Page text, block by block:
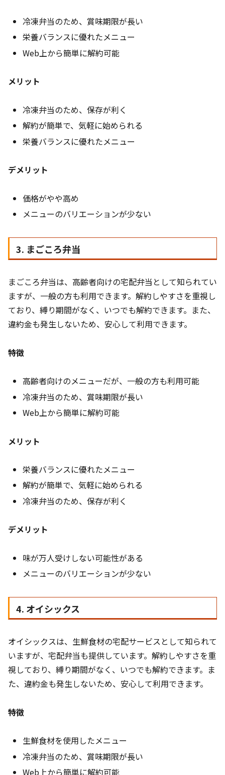
冷凍弁当のため、賞味期限が長い
栄養バランスに優れたメニュー
Web上から簡単に解約可能
メリット
冷凍弁当のため、保存が利く
解約が簡単で、気軽に始められる
栄養バランスに優れたメニュー
デメリット
価格がやや高め
メニューのバリエーションが少ない
3. まごころ弁当
まごころ弁当は、高齢者向けの宅配弁当として知られてい
ますが、一般の方も利用できます。解約しやすさを重視し
ており、縛り期間がなく、いつでも解約できます。また、
違約金も発生しないため、安心して利用できます。
特徴
高齢者向けのメニューだが、一般の方も利用可能
冷凍弁当のため、賞味期限が長い
Web上から簡単に解約可能
メリット
栄養バランスに優れたメニュー
解約が簡単で、気軽に始められる
冷凍弁当のため、保存が利く
デメリット
味が万人受けしない可能性がある
メニューのバリエーションが少ない
4. オイシックス
オイシックスは、生鮮食材の宅配サービスとして知られて
いますが、宅配弁当も提供しています。解約しやすさを重
視しており、縛り期間がなく、いつでも解約できます。ま
た、違約金も発生しないため、安心して利用できます。
特徴
生鮮食材を使用したメニュー
冷凍弁当のため、賞味期限が長い
Web上から簡単に解約可能